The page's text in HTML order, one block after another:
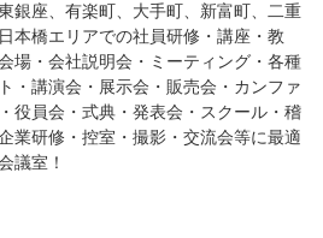
銀座、有楽町、大手町、新富町、二重
本橋エリアでの社員研修・講座・教
場・会社説明会・ミーティング・各種
・講演会・展示会・販売会・カンファ
役員会・式典・発表会・スクール・稽
業研修・控室・撮影・交流会等に最適
議室！